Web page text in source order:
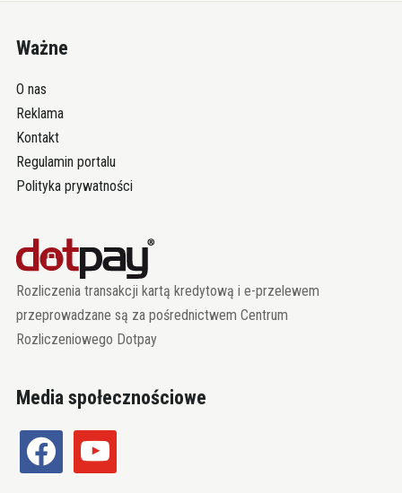
Ważne
O nas
Reklama
Kontakt
Regulamin portalu
Polityka prywatności
Rozliczenia transakcji kartą kredytową i e-przelewem
przeprowadzane są za pośrednictwem Centrum
Rozliczeniowego Dotpay
Media społecznościowe
facebook youtube